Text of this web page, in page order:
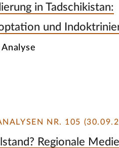
in Tadschikistan:
und
NR. 105
Regionale